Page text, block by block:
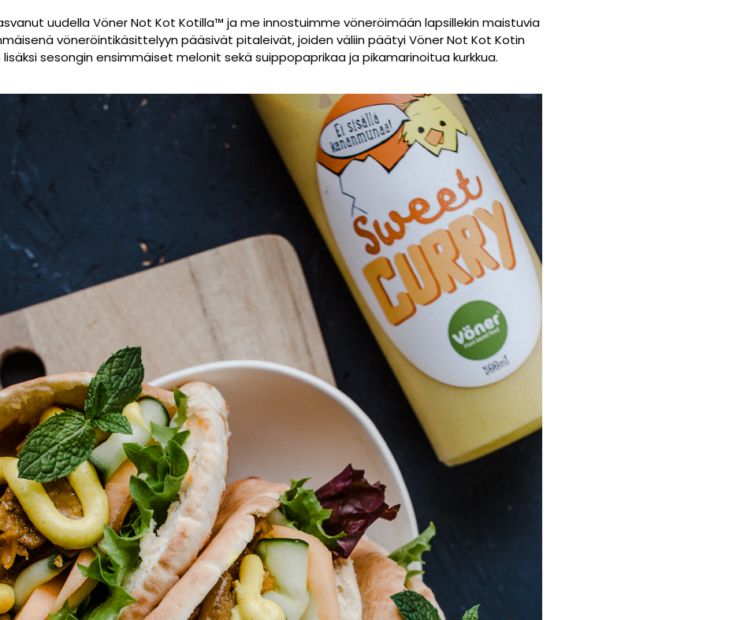
uudella Vöner Not Kot Kotilla™ ja me innostuimme vöneröimään lapsillekin maistuvia
vöneröintikäsittelyyn pääsivät pitaleivät, joiden väliin päätyi Vöner Not Kot Kotin
sesongin ensimmäiset melonit sekä suippopaprikaa ja pikamarinoitua kurkkua.